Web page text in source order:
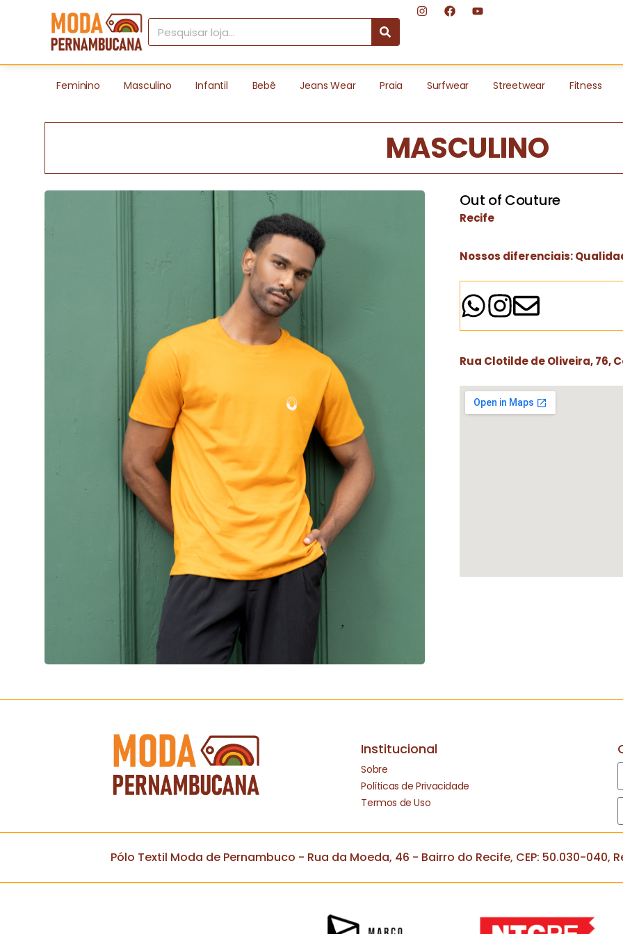
Feminino Masculino Infantil Bebê Jeans Wear Praia Surfwear Streetwear Fitness
MASCULINO
Out of Couture
Recife
Nossos diferenciais:
Rua Clotilde de Oliveira, 76,
Institucional
Sobre
Políticas de Privacidade
Termos de Uso
Pólo Textil Moda de Pernambuco - Rua da Moeda, 46 - Bairro do Recife, CEP: 50.030-040,